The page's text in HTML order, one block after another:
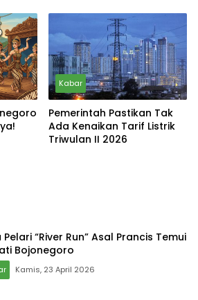
Kabar
Pemerintah Pastikan Tak
Ada Kenaikan Tarif Listrik
Triwulan II 2026
Pelari “River Run” Asal Prancis Temui
Bojonegoro
Kamis, 23 April 2026